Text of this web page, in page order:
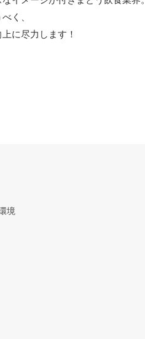
く、
境